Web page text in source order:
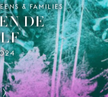
& FAMILIES
DE